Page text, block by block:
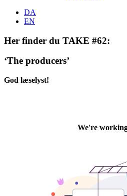
DA
EN
Her finder du TAKE #62:
‘The producers’
God læselyst!